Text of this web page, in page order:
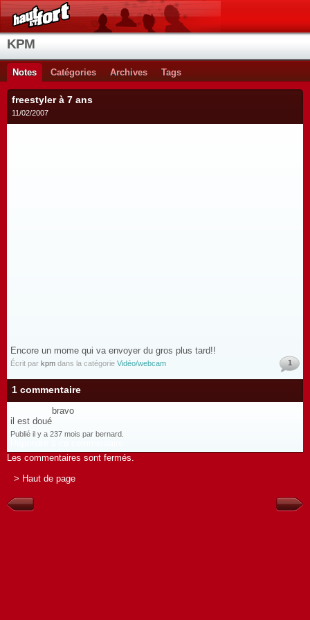
KPM
Notes Catégories Archives Tags
freestyler à 7 ans
11/02/2007
Encore un mome qui va envoyer du gros plus tard!!
Écrit par kpm dans la catégorie Vidéo/webcam 1
1 commentaire
bravo
il est doué
Publié il y a 237 mois par bernard.
Les commentaires sont fermés.
> Haut de page